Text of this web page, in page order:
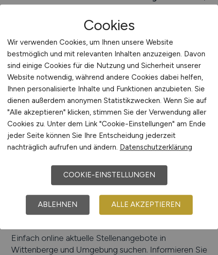
Aland, Lanz, Bad Wilsnack, Brandenburg, Landkreis
Prignitz, Weisen, Breese, Seehausen, Perleberg
Beliebte Jobs in
Wittenberge/Branchen:
Hafenwirtschaft,
Informations- und Kommunikationstechnologie,
Kunststoffe, Schienenverkehrstechnik, Produktion,
Ernährungs- und Energiewirtschaft,
Metallverarbeitung, Logistik, Chemie, Medien
Beliebte Arbeitgeber inWittenberge, die
attraktive Jobangebote bieten:Schawe Aufzug
GmbH, ElbePort Wittenberge GmbH, Stadtwerke
Wittenberge GmbH, Austrotherm Dämmstoffe
Wittenberge, Schacht GmbH, Prignitz
Mikrosystemtechnik GmbH, FP
Produktionsgesellschaft mbH & Co. KG, NORKO
Korrosionsschutz GmbH, WIKUT
Einfach online aktuelle Stellenangebote in
Wittenberge und Umgebung suchen. Informieren Sie
Cookies
Wir verwenden Cookies, um Ihnen unsere Website
bestmöglich und mit relevanten Inhalten anzuzeigen. Davon
sind einige Cookies für die Nutzung und Sicherheit unserer
Website notwendig, während andere Cookies dabei helfen,
Ihnen personalisierte Inhalte und Funktionen anzubieten. Sie
dienen außerdem anonymen Statistikzwecken. Wenn Sie auf
"Alle akzeptieren" klicken, stimmen Sie der Verwendung aller
Cookies zu. Unter dem Link "Cookie-Einstellungen" am Ende
jeder Seite können Sie Ihre Entscheidung jederzeit
nachträglich aufrufen und ändern. Datenschutzerklärung
COOKIE-EINSTELLUNGEN
ABLEHNEN ALLE AKZEPTIEREN